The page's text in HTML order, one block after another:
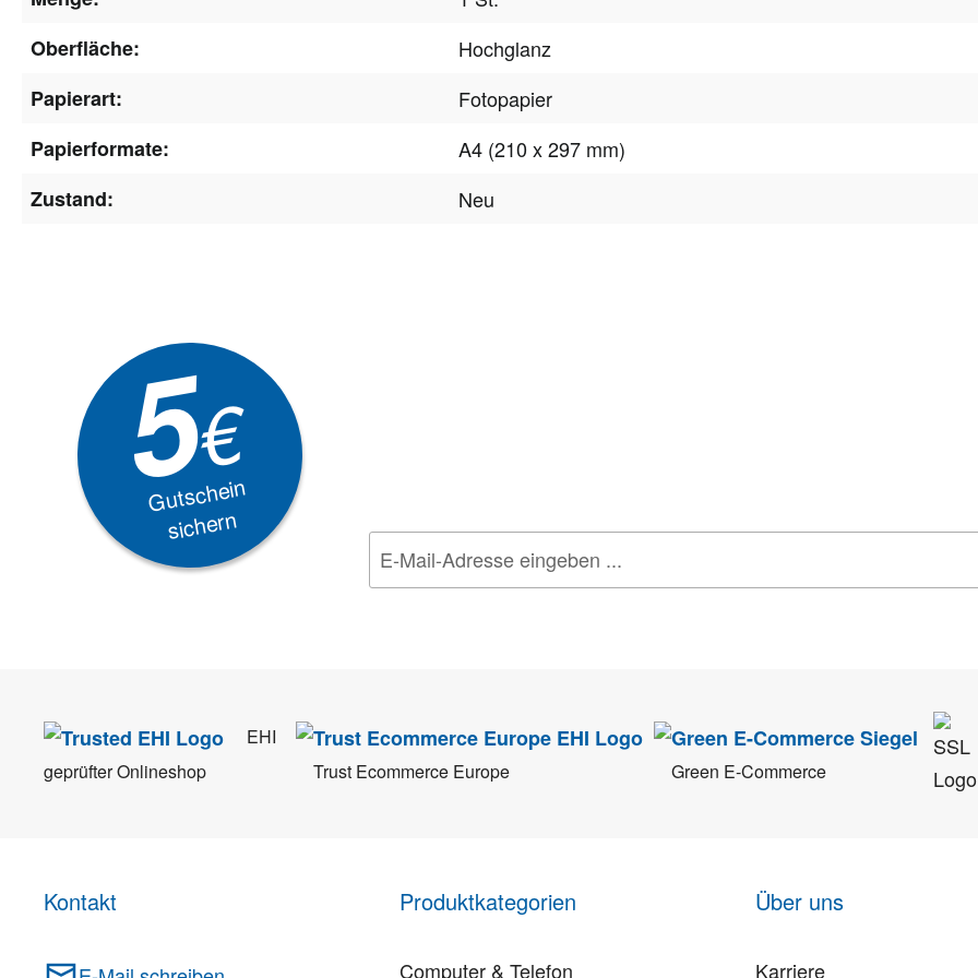
Oberfläche:
Hochglanz
Papierart:
Fotopapier
Papierformate:
A4 (210 x 297 mm)
Zustand:
Neu
5€
Gutschein
sichern
EHI
geprüfter Onlineshop
Trust Ecommerce Europe Green E-Commerce
Kontakt Produktkategorien
Computer & Telefon
Über uns
Karriere